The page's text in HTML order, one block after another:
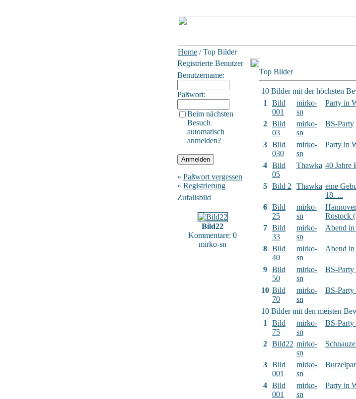
Home / Top Bilder
Registrierte Benutzer
Benutzername:
Paßwort:
Beim nächsten
Besuch
automatisch
anmelden?
» Paßwort vergessen
» Registrierung
Zufallsbild
Bild22
Kommentare: 0
mirko-sn
Top Bilder
10 Bilder mit der höchsten
1
Bild
001
mirko-
sn
Party in
2 Bild
03
mirko-
sn
BS-Party
3 Bild
030
mirko-
sn
Party in
4 Bild
05
Thawka 40 Jahre
5 Bild 2 Thawka eine
18. ...
6 Bild
25
mirko-
sn
Rostock
7 Bild
33
mirko-
sn
Abend in
8 Bild
40
mirko-
sn
Abend in
9 Bild
50
mirko-
sn
BS-
10 Bild
70
mirko-
sn
BS-
10 Bilder mit den meisten
1
Bild
75
mirko-
sn
BS-
2 Bild22 mirko-
sn
3 Bild
001
mirko-
sn
4 Bild
001
mirko-
sn
Party in